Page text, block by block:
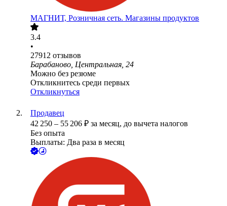
МАГНИТ, Розничная сеть. Магазины продуктов
3.4
•
27912 отзывов
Барабаново, Центральная, 24
Можно без резюме
Откликнитесь среди первых
Откликнуться
Продавец
42 250 – 55 206 ₽ за месяц, до вычета налогов
Без опыта
Выплаты: Два раза в месяц